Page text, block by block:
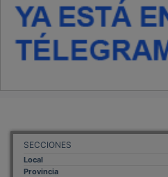
SECCIONES
Local
Provincia